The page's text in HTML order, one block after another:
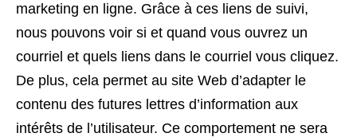
marketing en ligne. Grâce à ces liens de suivi,
nous pouvons voir si et quand vous ouvrez un
courriel et quels liens dans le courriel vous cliquez.
De plus, cela permet au site Web d’adapter le
contenu des futures lettres d’information aux
intérêts de l’utilisateur. Ce comportement ne sera